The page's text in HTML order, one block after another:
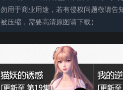
勿用于商业用途，若有侵权问题敬请
被压缩，需要高清原图请下载）